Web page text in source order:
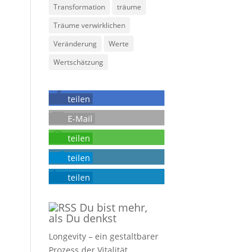
Transformation
träume
Träume verwirklichen
Veränderung
Werte
Wertschätzung
teilen
E-Mail
teilen
teilen
teilen
Du bist mehr,
als Du denkst
Longevity – ein gestaltbarer